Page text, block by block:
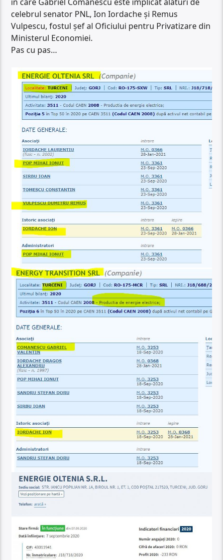
celebrul senator PNL, Ion Iordache și Remus
Vulpescu, fostul șef al Oficiului pentru Privatizare din
Ministerul Economiei.
Pas cu pas…